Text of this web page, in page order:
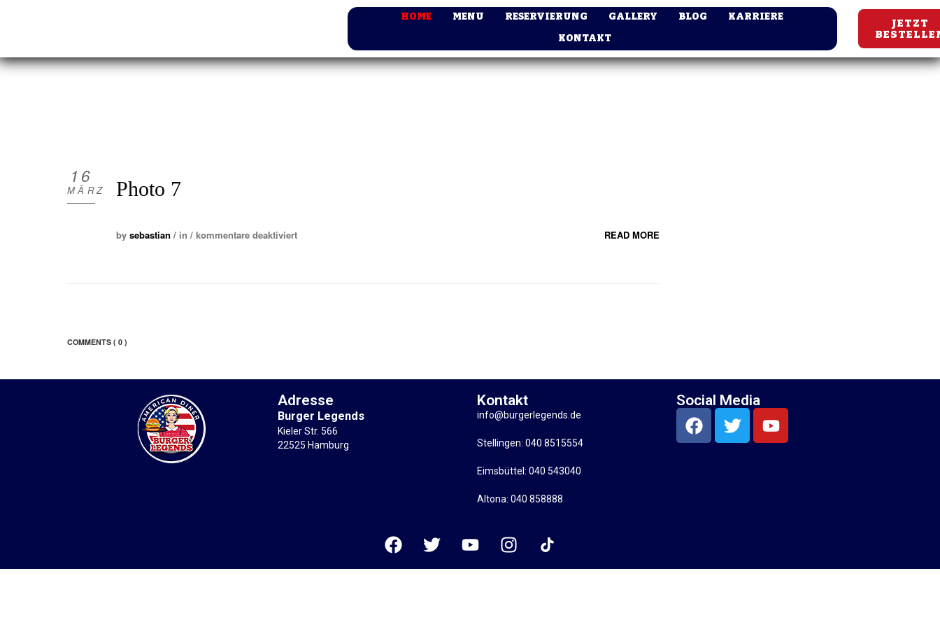
HOME MENU RESERVIERUNG GALLERY BLOG
KARRIERE
KONTAKT
JETZT
16
MÄRZ Photo 7
by sebastian / in / kommentare deaktiviert READ MORE
COMMENTS ( 0 )
Adresse
Burger Legends
Kieler Str. 566
22525 Hamburg
Kontakt
info@burgerlegends.de
Stellingen: 040 8515554
Eimsbüttel: 040 543040
Altona: 040 858888
Social Media